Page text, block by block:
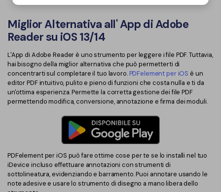
Miglior Alternativa all' App di Adobe
Reader su iOS 13/14
L'App di Adobe Reader è uno strumento per leggere i file PDF. Tuttavia,
hai bisogno della miglior alternativa che può permetterti di
concentrarti sul completare il tuo lavoro. PDFelement per iOS è un
editor PDF intuitivo, pulito e pieno di funzioni che costa nulla e ti da
un'ottima esperienza. Permette la corretta gestione dei file PDF
permettendo modifica, conversione, annotazione e firma dei moduli.
PDFelement per iOS può fare ottime cose per te se lo installi nel tuo
iDevice incluso effettuare annotazioni con strumenti di
sottolineatura, evidenziando e barramento. Puoi annotare usando le
note adesive e usare lo strumento di disegno a mano libera dello